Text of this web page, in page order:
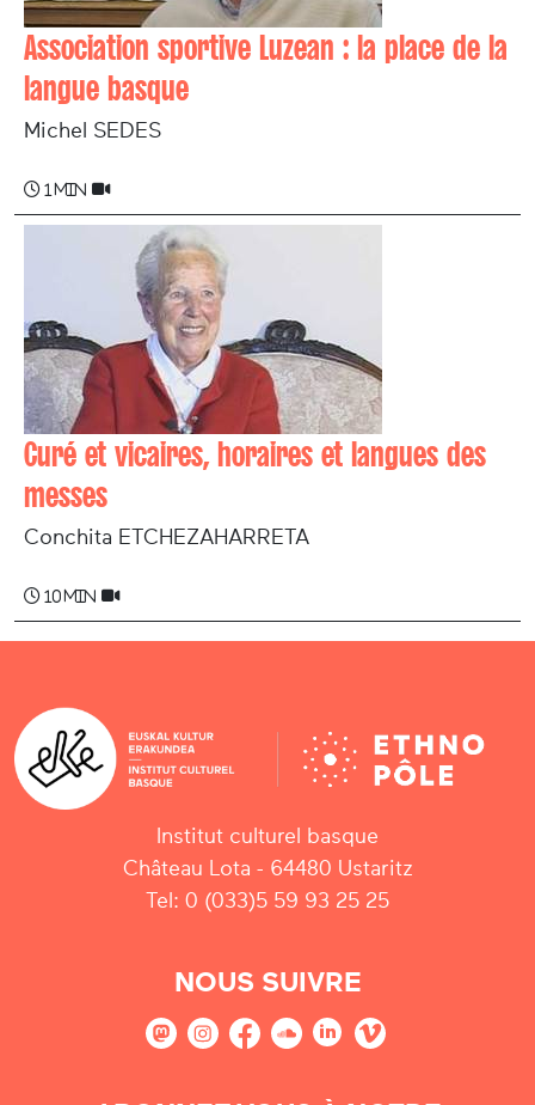
Association sportive Luzean : la place de la
langue basque
Michel SEDES
1 min
Curé et vicaires, horaires et langues des
messes
Conchita ETCHEZAHARRETA
10 min
Institut culturel basque
Château Lota - 64480 Ustaritz
Tel: 0 (033)5 59 93 25 25
NOUS SUIVRE